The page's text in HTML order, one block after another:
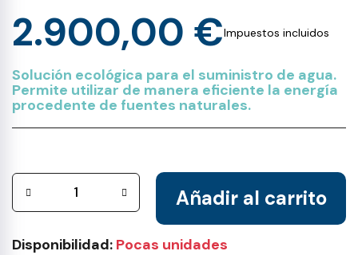
2.900,00 €Impuestos incluidos
Solución ecológica para el suministro de agua.
Permite utilizar de manera eficiente la energía
procedente de fuentes naturales.
Añadir al carrito
Disponibilidad: Pocas unidades